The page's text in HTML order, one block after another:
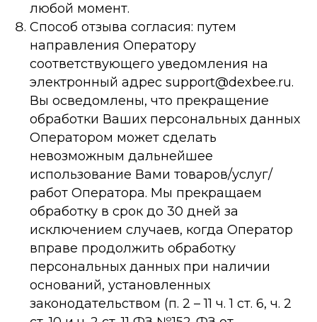
любой момент.
Способ отзыва согласия: путем
направления Оператору
соответствующего уведомления на
электронный адрес support@dexbee.ru.
Вы осведомлены, что прекращение
обработки Ваших персональных данных
Оператором может сделать
невозможным дальнейшее
использование Вами товаров/услуг/
работ Оператора. Мы прекращаем
обработку в срок до 30 дней за
исключением случаев, когда Оператор
вправе продолжить обработку
персональных данных при наличии
оснований, установленных
законодательством (п. 2 – 11 ч. 1 ст. 6, ч. 2